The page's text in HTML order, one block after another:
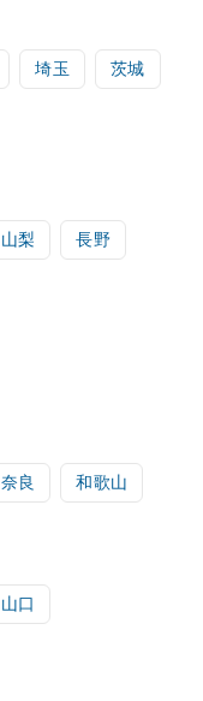
埼玉 茨城
山梨 長野
奈良 和歌山
山口